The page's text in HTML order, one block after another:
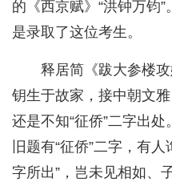
的《西京赋》“洪钟万钧
是录取了这位考生。
释居简《跋大参楼
钥生于故家，接中朝文
还是不知“征侨”二字出
旧题有“征侨”二字，有
字所出”，岂未见相如、